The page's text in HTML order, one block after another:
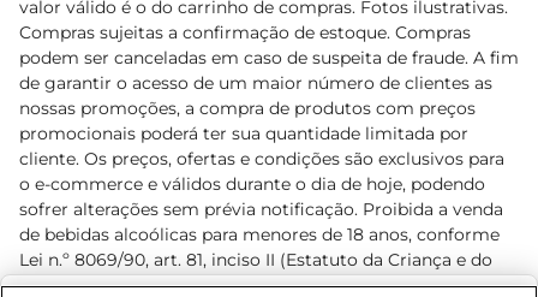
valor válido é o do carrinho de compras. Fotos ilustrativas.
Compras sujeitas a confirmação de estoque. Compras
podem ser canceladas em caso de suspeita de fraude. A fim
de garantir o acesso de um maior número de clientes as
nossas promoções, a compra de produtos com preços
promocionais poderá ter sua quantidade limitada por
cliente. Os preços, ofertas e condições são exclusivos para
o e-commerce e válidos durante o dia de hoje, podendo
sofrer alterações sem prévia notificação. Proibida a venda
de bebidas alcoólicas para menores de 18 anos, conforme
Lei n.º 8069/90, art. 81, inciso II (Estatuto da Criança e do
Adolescente). Preços e condições exclusivos para o